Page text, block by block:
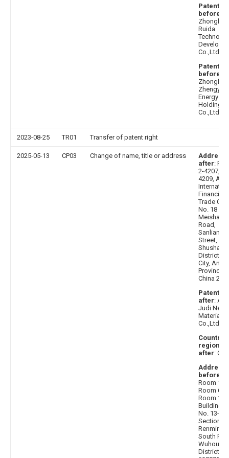
Patentee
before
Ruida
Co.,Ltd.
Patentee
before
Zhengyi
Energy
Holding
Co.,Ltd.
2023-08-25 TR01 Transfer of patent right
2025-05-13 CP03 Change of name, title or address
Address
after:
2-4207,
4209,
Financial
Trade
No. 18
Meishan
Road,
Sanlian
Street,
Shushan
District,
City, Anhui
Province,
China
Patentee
after:
Judi New
Materials
Co.,Ltd.
Country
region
after:
Address
before
Room 1,
Room 6
Room 1,
Building D,
No. 13-13,
Section 4,
Renmin
South
Wuhou
District,